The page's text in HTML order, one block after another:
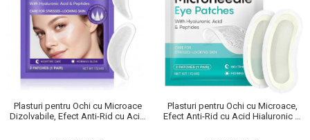
Plasturi pentru Ochi cu Microace
Dizolvabile, Efect Anti-Rid cu Acid
Plasturi pentru Ochi cu Microace,
Efect Anti-Rid cu Acid Hialuronic si